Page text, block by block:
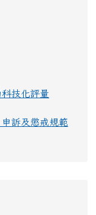
技化評量
訴及懲戒規範